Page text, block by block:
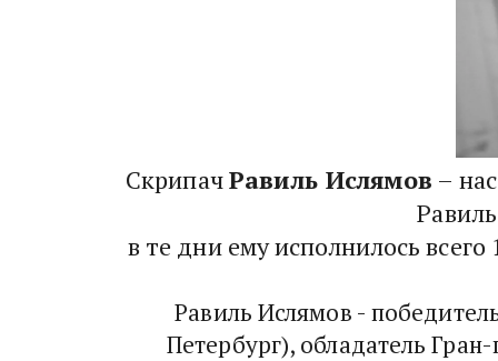
Скрипач Равиль Ислямов –
в те дни ему исполнилось
Равиль Ислямов -
Петербург), обладатель